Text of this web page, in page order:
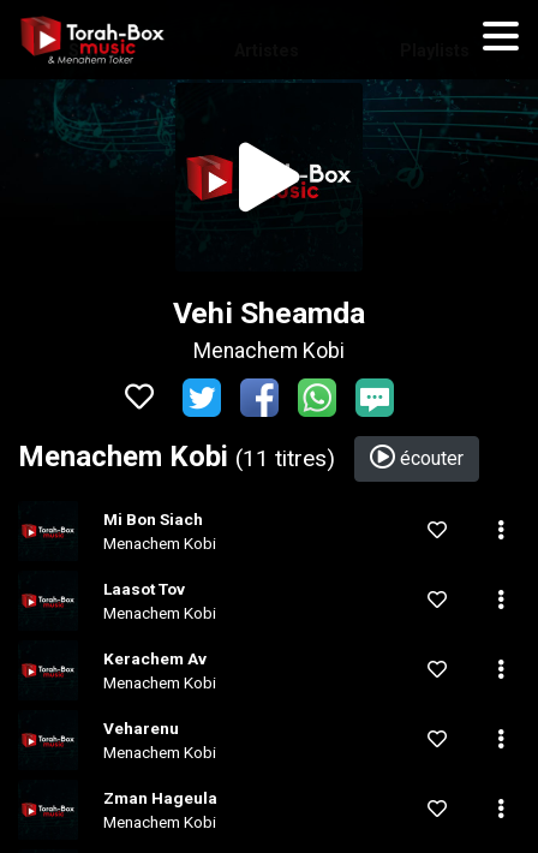
Styles
Vehi Sheamda
Menachem Kobi
Menachem Kobi (11 titres) écouter
Mi Bon Siach
Menachem Kobi
Laasot Tov
Menachem Kobi
Kerachem Av
Menachem Kobi
Veharenu
Menachem Kobi
Zman Hageula
Menachem Kobi